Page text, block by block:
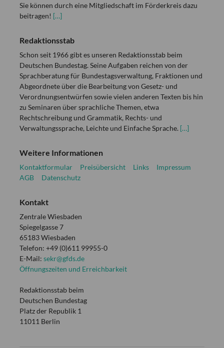
Sie können durch eine Mitgliedschaft im Förderkreis dazu
beitragen! […]
Redaktionsstab
Schon seit 1966 gibt es unseren Redaktionsstab beim
Deutschen Bundestag. Seine Aufgaben reichen von der
Sprachberatung für Bundestagsverwaltung, Fraktionen und
Abgeordnete über die Bearbeitung von Gesetz- und
Verordnungsentwürfen sowie vielen anderen Texten bis hin
zu Seminaren über sprachliche Themen, etwa
Rechtschreibung und Grammatik, Rechts- und
Verwaltungssprache, Leichte und Einfache Sprache. […]
Weitere Informationen
Kontaktformular Preisübersicht Links
Impressum
AGB
Datenschutz
Kontakt
Zentrale Wiesbaden
Spiegelgasse 7
65183 Wiesbaden
Telefon: +49 (0)611 99955-0
E-Mail: sekr@gfds.de
Öffnungszeiten und Erreichbarkeit
Redaktionsstab beim
Deutschen Bundestag
Platz der Republik 1
11011 Berlin